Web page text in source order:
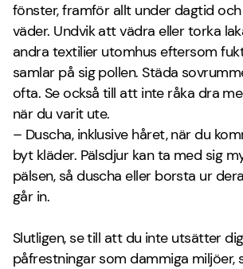
fönster, framför allt under dagtid
väder. Undvik att vädra eller torka
andra textilier utomhus eftersom
samlar på sig pollen. Städa
ofta. Se också till att inte råka dra
när du varit ute.
– Duscha, inklusive håret, när du
byt kläder. Pälsdjur kan ta med sig
pälsen, så duscha eller borsta ur
går in.
Slutligen, se till att du inte utsätter
påfrestningar som dammiga miljöer,